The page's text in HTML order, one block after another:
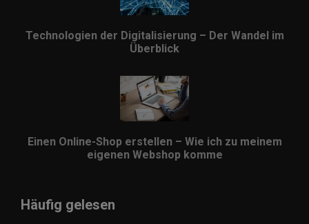
Technologien der Digitalisierung – Der Wandel im
Überblick
Einen Online-Shop erstellen – Wie ich zu meinem
eigenen Webshop komme
Häufig gelesen